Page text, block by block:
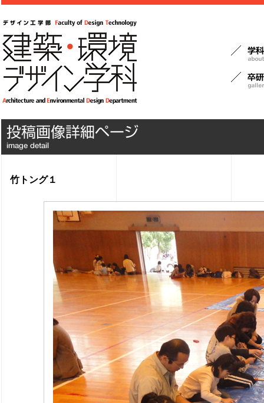
竹トング１